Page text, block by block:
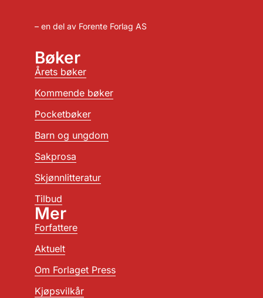
– en del av Forente Forlag AS
Bøker
Årets bøker
Kommende bøker
Pocketbøker
Barn og ungdom
Sakprosa
Skjønnlitteratur
Tilbud
Mer
Forfattere
Aktuelt
Om Forlaget Press
Kjøpsvilkår